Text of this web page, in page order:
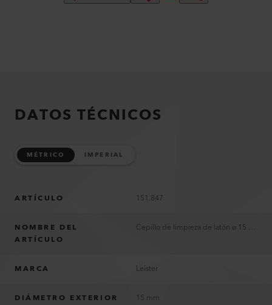
DATOS TÉCNICOS
MÉTRICO IMPERIAL
ARTÍCULO 151.847
NOMBRE DEL
ARTÍCULO
MARCA Leister
DIÁMETRO EXTERIOR 15 mm